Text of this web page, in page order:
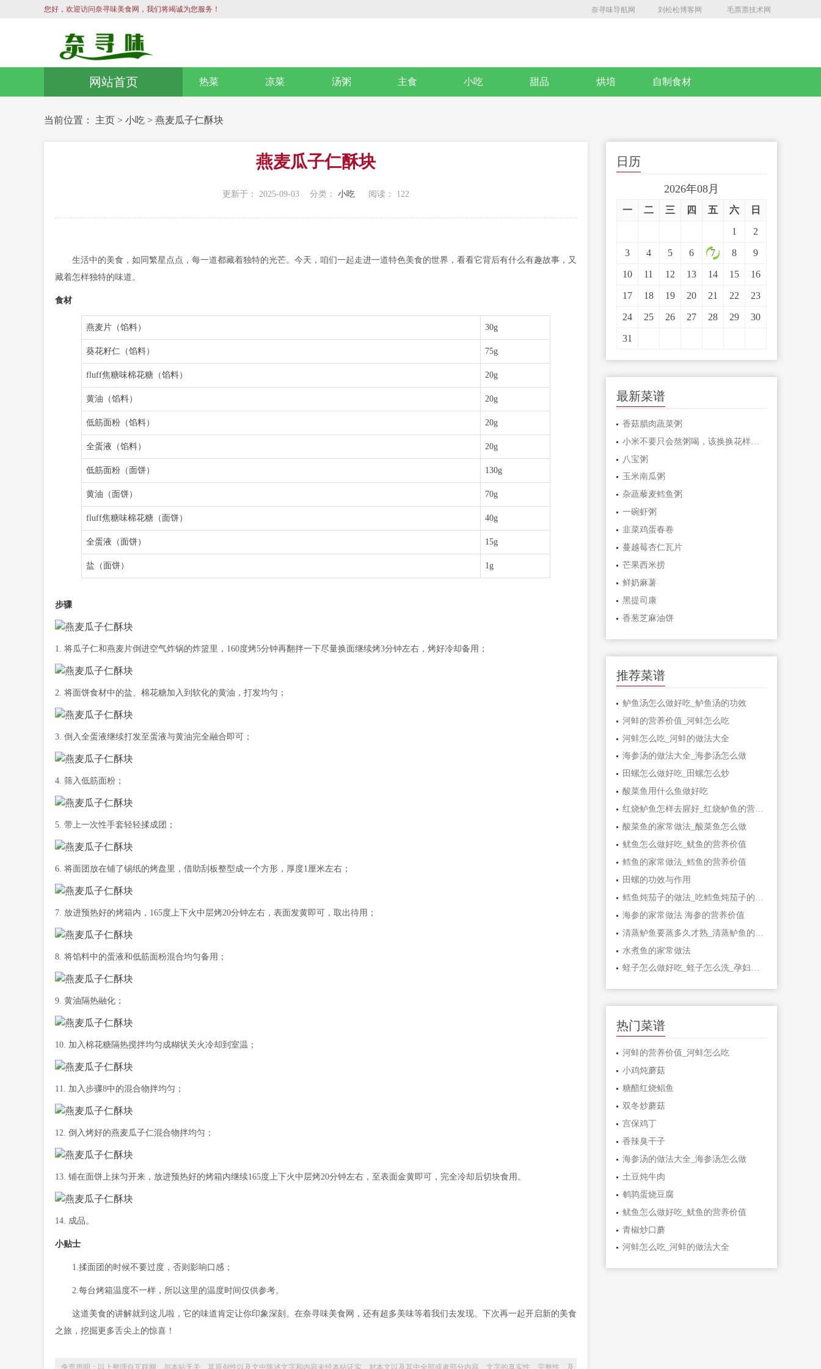
您好，欢迎访问奈寻味美食网，我们将竭诚为您服务！ 奈寻味导航网 刘松松博客网 毛票票技术网
热菜 凉菜 汤粥 主食 小吃 甜品 烘培 自制食材
网站首页
当前位置： 主页 > 小吃 > 燕麦瓜子仁酥块
燕麦瓜子仁酥块
更新于： 2025-09-03 分类：小吃 阅读： 122
生活中的美食，如同繁星点点，每一道都藏着独特的光芒。今天，咱们一起走进一道特色美食的世界，看看它背后有什么有趣故事，又
藏着怎样独特的味道。
食材
燕麦片（馅料） 30g
葵花籽仁（馅料） 75g
fluff焦糖味棉花糖（馅料） 20g
黄油（馅料） 20g
低筋面粉（馅料） 20g
全蛋液（馅料） 20g
低筋面粉（面饼） 130g
黄油（面饼） 70g
fluff焦糖味棉花糖（面饼） 40g
全蛋液（面饼） 15g
盐（面饼） 1g
步骤
1. 将瓜子仁和燕麦片倒进空气炸锅的炸篮里，160度烤5分钟再翻拌一下尽量换面继续烤3分钟左右，烤好冷却备用；
2. 将面饼食材中的盐、棉花糖加入到软化的黄油，打发均匀；
3. 倒入全蛋液继续打发至蛋液与黄油完全融合即可；
4. 筛入低筋面粉；
5. 带上一次性手套轻轻揉成团；
6. 将面团放在铺了锡纸的烤盘里，借助刮板整型成一个方形，厚度1厘米左右；
7. 放进预热好的烤箱内，165度上下火中层烤20分钟左右，表面发黄即可，取出待用；
8. 将馅料中的蛋液和低筋面粉混合均匀备用；
9. 黄油隔热融化；
10. 加入棉花糖隔热搅拌均匀成糊状关火冷却到室温；
11. 加入步骤8中的混合物拌均匀；
12. 倒入烤好的燕麦瓜子仁混合物拌均匀；
13. 铺在面饼上抹匀开来，放进预热好的烤箱内继续165度上下火中层烤20分钟左右，至表面金黄即可，完全冷却后切块食用。
14. 成品。
小贴士
1.揉面团的时候不要过度，否则影响口感；
2.每台烤箱温度不一样，所以这里的温度时间仅供参考。
这道美食的讲解就到这儿啦，它的味道肯定让你印象深刻。在奈寻味美食网，还有超多美味等着我们去发现。下次再一起开启新的美食
之旅，挖掘更多舌尖上的惊喜！
免责声明：以上整理自互联网，与本站无关。其原创性以及文中陈述文字和内容未经本站证实，对本文以及其中全部或者部分内容、文字的真实性、完整性、及
日历
2026年08月
一 二 三 四 五 六 日
1 2
3 4 5 6 7 8 9
10 11 12 13 14 15 16
17 18 19 20 21 22 23
24 25 26 27 28 29 30
31
最新菜谱
香菇腊肉蔬菜粥
小米不要只会熬粥喝，该换换花样啦！
八宝粥
玉米南瓜粥
杂蔬藜麦鳕鱼粥
一碗虾粥
韭菜鸡蛋春卷
蔓越莓杏仁瓦片
芒果西米捞
鲜奶麻薯
黑提司康
香葱芝麻油饼
推荐菜谱
鲈鱼汤怎么做好吃_鲈鱼汤的功效
河蚌的营养价值_河蚌怎么吃
河蚌怎么吃_河蚌的做法大全
海参汤的做法大全_海参汤怎么做
田螺怎么做好吃_田螺怎么炒
酸菜鱼用什么鱼做好吃
红烧鲈鱼怎样去腥好_红烧鲈鱼的营养价值
酸菜鱼的家常做法_酸菜鱼怎么做
鱿鱼怎么做好吃_鱿鱼的营养价值
鳕鱼的家常做法_鳕鱼的营养价值
田螺的功效与作用
海参的家常做法 海参的营养价值
水煮鱼的家常做法
蛏子怎么做好吃_蛏子怎么洗_孕妇能吃蛏子吗
热门菜谱
河蚌的营养价值_河蚌怎么吃
小鸡炖蘑菇
糖醋红烧鲳鱼
双冬炒蘑菇
宫保鸡丁
香辣臭干子
海参汤的做法大全_海参汤怎么做
土豆炖牛肉
鹌鹑蛋烧豆腐
鱿鱼怎么做好吃_鱿鱼的营养价值
青椒炒口蘑
河蚌怎么吃_河蚌的做法大全